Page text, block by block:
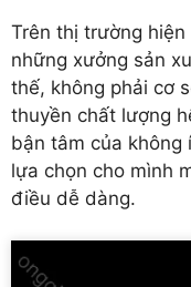
Trên thị trường
những xưởng sản
thế, không phải cơ
thuyền chất lượng
bận tâm của không
lựa chọn cho mình
điều dễ dàng.